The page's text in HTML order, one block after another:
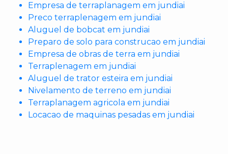
Empresa de terraplanagem em jundiai
Preco terraplenagem em jundiai
Aluguel de bobcat em jundiai
Preparo de solo para construcao em jundiai
Empresa de obras de terra em jundiai
Terraplenagem em jundiai
Aluguel de trator esteira em jundiai
Nivelamento de terreno em jundiai
Terraplanagem agricola em jundiai
Locacao de maquinas pesadas em jundiai